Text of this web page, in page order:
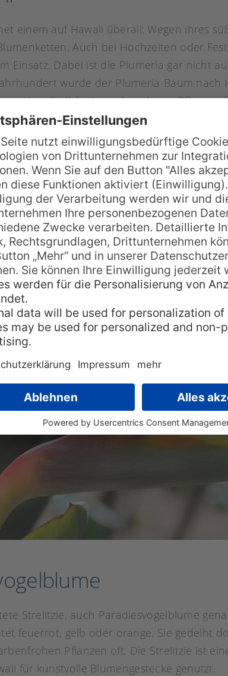
einem auf Hawaii überall: Wegen ihres
Auch bei Hochzeiten oder
Einsatz. Dabei ist die Plumeria gar nicht
wurde der Plumeria-Baum
ist nämlich eine sehr robuste Pflanze,
der Plumeria zu den beliebtesten
Strelitzie, auch Paradiesvogelblume
feuerrot, gelb oder orange. Sie gedeiht
Pflanzen oft. Die Strelitzie ist
für kunstvolle Blumengestecke genutzt.